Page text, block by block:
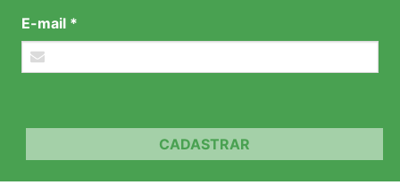
E-mail *
CADASTRAR